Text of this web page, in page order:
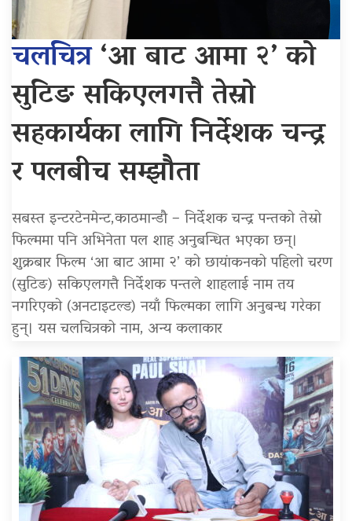
चलचित्र‘आ बाट आमा २’ को
सुटिङ सकिएलगत्तै तेस्रो
सहकार्यका लागि निर्देशक चन्द्र
र पलबीच सम्झौता
सबस्त इन्टरटेनमेन्ट,काठमान्डौ – निर्देशक चन्द्र पन्तको तेस्रो
फिल्ममा पनि अभिनेता पल शाह अनुबन्धित भएका छन्।
शुक्रबार फिल्म ‘आ बाट आमा २’ को छायांकनको पहिलो चरण
(सुटिङ) सकिएलगत्तै निर्देशक पन्तले शाहलाई नाम तय
नगरिएको (अनटाइटल्ड) नयाँ फिल्मका लागि अनुबन्ध गरेका
हुन्। यस चलचित्रको नाम, अन्य कलाकार